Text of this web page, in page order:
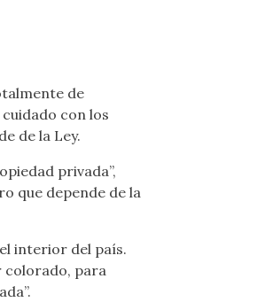
de
con los
de la Ley.
privada”,
que depende de la
interior del país.
colorado, para